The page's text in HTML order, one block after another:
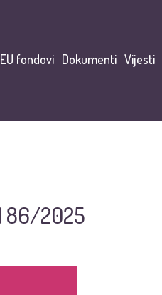
EU fondovi Dokumenti Vijesti
86/2025